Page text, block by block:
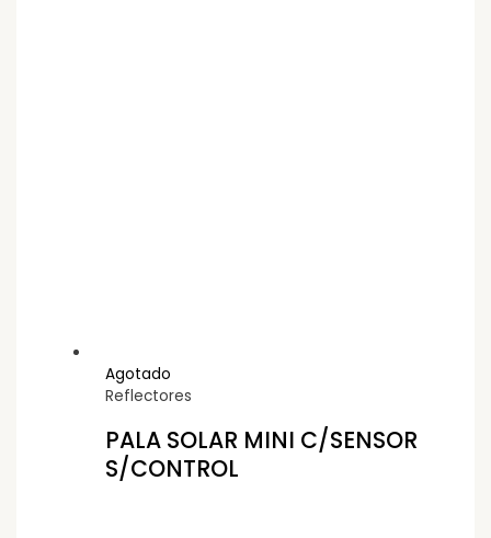
Agotado
Reflectores
PALA SOLAR MINI C/SENSOR
S/CONTROL